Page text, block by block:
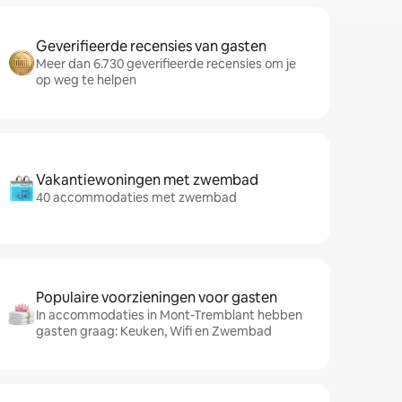
Geverifieerde recensies van gasten
Meer dan 6.730 geverifieerde recensies om je
op weg te helpen
Vakantiewoningen met zwembad
40 accommodaties met zwembad
Populaire voorzieningen voor gasten
In accommodaties in Mont-Tremblant hebben
gasten graag: Keuken, Wifi en Zwembad